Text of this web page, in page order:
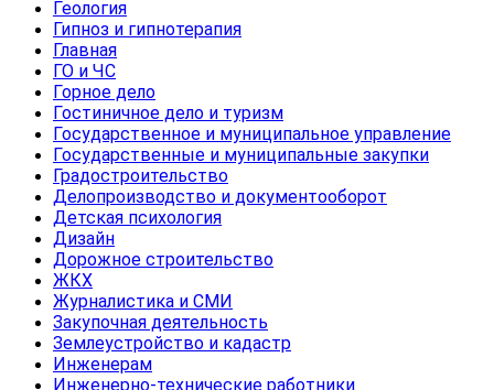
Геология
Гипноз и гипнотерапия
Главная
ГО и ЧС
Горное дело
Гостиничное дело и туризм
Государственное и муниципальное управление
Государственные и муниципальные закупки
Градостроительство
Делопроизводство и документооборот
Детская психология
Дизайн
Дорожное строительство
ЖКХ
Журналистика и СМИ
Закупочная деятельность
Землеустройство и кадастр
Инженерам
Инженерно-технические работники